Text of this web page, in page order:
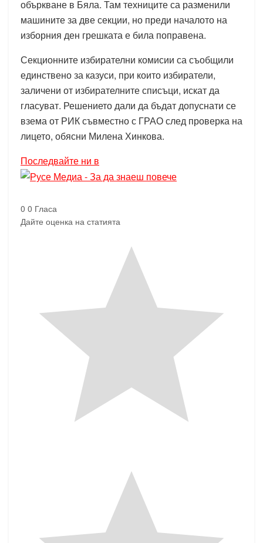
объркване в Бяла. Там техниците са разменили
машините за две секции, но преди началото на
изборния ден грешката е била поправена.
Секционните избирателни комисии са съобщили
единствено за казуси, при които избиратели,
заличени от избирателните списъци, искат да
гласуват. Решението дали да бъдат допуснати се
взема от РИК съвместно с ГРАО след проверка на
лицето, обясни Милена Хинкова.
Последвайте ни в
0 0 Гласа
Дайте оценка на статията